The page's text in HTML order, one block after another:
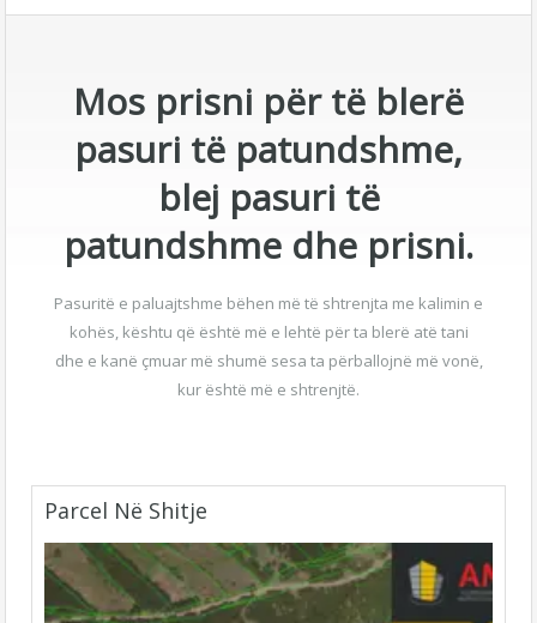
Mos prisni për të blerë
pasuri të patundshme,
blej pasuri të
patundshme dhe prisni.
Pasuritë e paluajtshme bëhen më të shtrenjta me kalimin e
kohës, kështu që është më e lehtë për ta blerë atë tani
dhe e kanë çmuar më shumë sesa ta përballojnë më vonë,
kur është më e shtrenjtë.
Parcel Në Shitje